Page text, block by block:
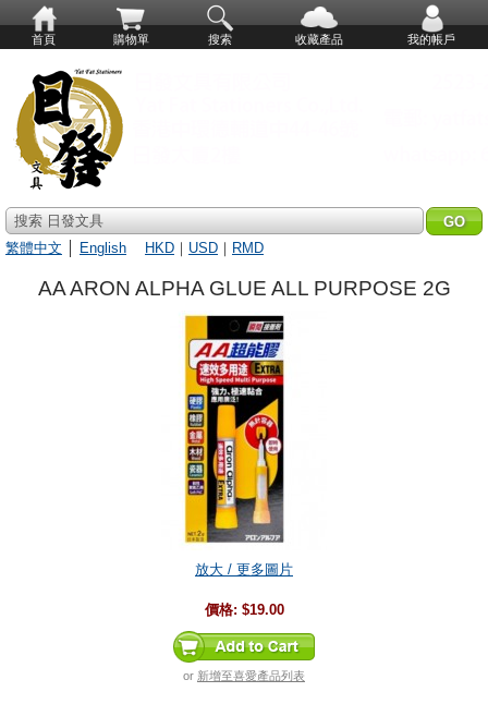
首頁 購物單 搜索 收藏產品 我的帳戶
搜索 日發文具
繁體中文
English HKD ｜ USD ｜ RMD
AA ARON ALPHA GLUE ALL PURPOSE 2G
放大 / 更多圖片
價格: $19.00
or 新增至喜愛產品列表